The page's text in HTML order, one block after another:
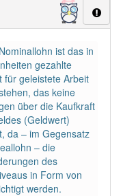
mit einem
Bereich
den Artikel
ist das in
gezahlte
für geleistete Arbeit
das keine
über die Kaufkraft
(Geldwert)
da – im Gegensatz
– die
des
in Form von
werden.